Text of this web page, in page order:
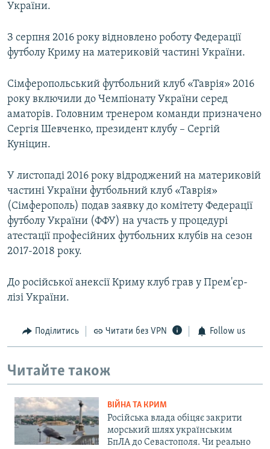
України.
З серпня 2016 року відновлено роботу Федерації
футболу Криму на материковій частині України.
Сімферопольський футбольний клуб «Таврія» 2016
року включили до Чемпіонату України серед
аматорів. Головним тренером команди призначено
Сергія Шевченко, президент клубу – Сергій
Куніцин.
У листопаді 2016 року відроджений на материковій
частині України футбольний клуб «Таврія»
(Сімферополь) подав заявку до комітету Федерації
футболу України (ФФУ) на участь у процедурі
атестації професійних футбольних клубів на сезон
2017-2018 року.
До російської анексії Криму клуб грав у Прем'єр-
лізі України.
Поділитись Читати без VPN Follow us
Читайте також
ВІЙНА ТА КРИМ
Російська влада обіцяє закрити
морський шлях українським
БпЛА до Севастополя. Чи реально